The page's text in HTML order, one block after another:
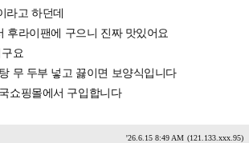
라고 하던데
후라이팬에 구으니 진짜 맛있어요
요
무 두부 넣고 끓이면 보양식입니다
쇼핑몰에서 구입합니다
'26.6.15 8:49 AM (121.133.xxx.95)